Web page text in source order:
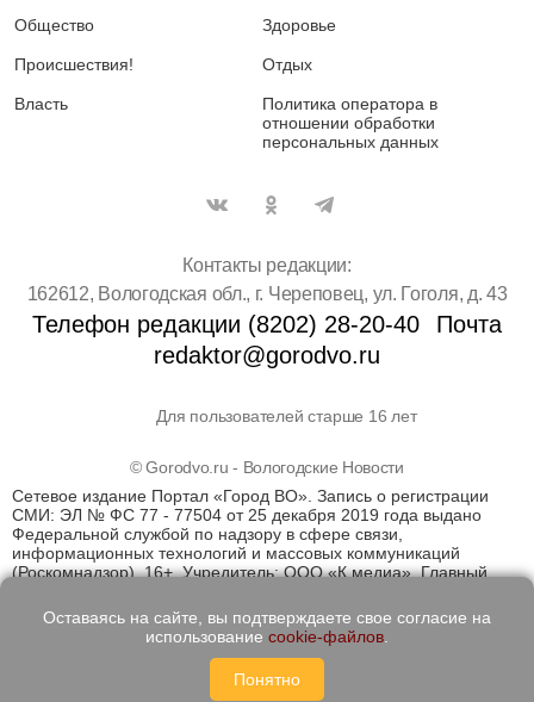
Общество
Происшествия!
Власть
Здоровье
Отдых
Политика оператора в
отношении обработки
персональных данных
Контакты редакции:
162612, Вологодская обл., г. Череповец, ул. Гоголя, д. 43
Телефон редакции (8202) 28-20-40
Почта
redaktor@gorodvo.ru
Для пользователей старше 16 лет
© Gorodvo.ru - Вологодские Новости
Сетевое издание Портал «Город ВО». Запись о регистрации
СМИ: ЭЛ № ФС 77 - 77504 от 25 декабря 2019 года выдано
Федеральной службой по надзору в сфере связи,
информационных технологий и массовых коммуникаций
(Роскомнадзор). 16+. Учредитель: ООО «К медиа». Главный
применяются рекомендательные технологии (информационные
технологии предоставления информации на основе сбора,
систематизации и анализа сведений, относящихся к
предпочтениям пользователей сети "Интернет", находящихся
на территории Российской Федерации)
Оставаясь на сайте, вы подтверждаете свое согласие на
использование cookie-файлов
Понятно